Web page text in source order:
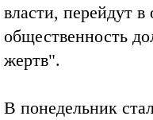
власти, перейдут
общественность
жертв".
В понедельник